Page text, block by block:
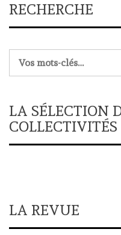
RECHERCHE
LA SÉLECTION
COLLECTIVITÉS
LA REVUE